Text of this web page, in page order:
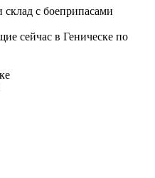
с боеприпасами
сейчас в Геническе по